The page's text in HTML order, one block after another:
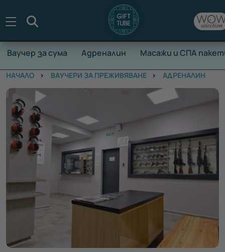
Ваучер за сума Адреналин Масажи и СПА
НАЧАЛО ВАУЧЕРИ ЗА ПРЕЖИВЯВАНЕ АДРЕНАЛИН